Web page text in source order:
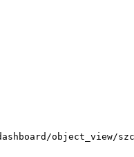
object_view/